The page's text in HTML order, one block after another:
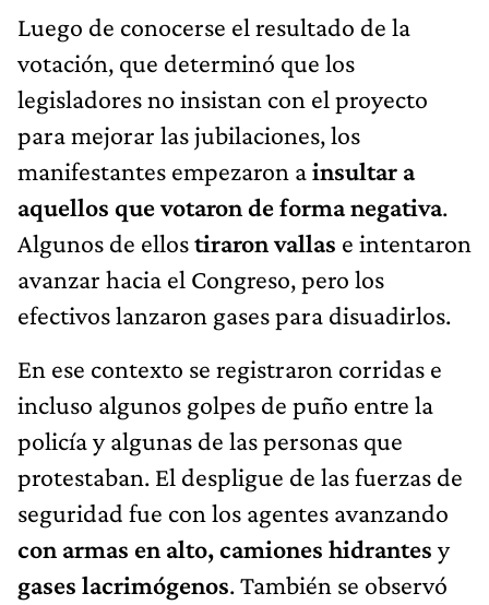
Luego de conocerse el resultado de la
votación, que determinó que los
legisladores no insistan con el proyecto
para mejorar las jubilaciones, los
manifestantes empezaron ainsultar a
aquellos que votaron de forma negativa.
Algunos de ellostiraron vallas e intentaron
avanzar hacia el Congreso, pero los
efectivos lanzaron gases para disuadirlos.
En ese contexto se registraron corridas e
incluso algunos golpes de puño entre la
policía y algunas de las personas que
protestaban. El despligue de las fuerzas de
seguridad fue con los agentes avanzando
con armas en alto, camiones hidrantes y
gases lacrimógenos. También se observó